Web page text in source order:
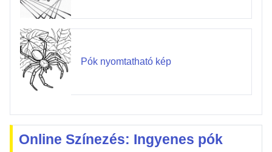
Pók nyomtatható kép
Online Színezés: Ingyenes pók